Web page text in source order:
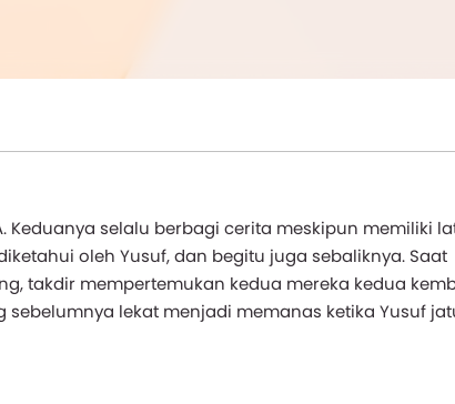
Keduanya selalu berbagi cerita meskipun memiliki
oleh Yusuf, dan begitu juga sebaliknya. Saat
takdir mempertemukan kedua mereka kedua
lekat menjadi memanas ketika Yusuf